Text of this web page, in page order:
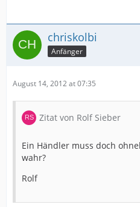
chriskolbi
Anfänger
August 14, 2012 at 07:35
Zitat von Rolf Sieber
Ein Händler muss doch
wahr?
Rolf